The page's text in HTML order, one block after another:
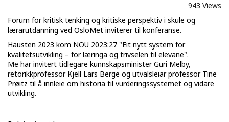
943 Views
Forum for kritisk tenking og kritiske perspektiv i skule og
lærarutdanning ved OsloMet inviterer til konferanse.
Hausten 2023 kom NOU 2023:27 "Eit nytt system for
kvalitetsutvikling – for læringa og trivselen til elevane".
Me har invitert tidlegare kunnskapsminister Guri Melby,
retorikkprofessor Kjell Lars Berge og utvalsleiar professor Tine
Prøitz til å innleie om historia til vurderingssystemet og vidare
utvikling.